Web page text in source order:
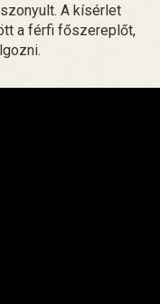
A kísérlet
a férfi főszereplőt,